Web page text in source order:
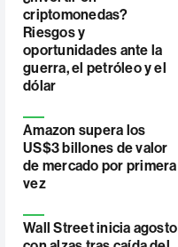
criptomonedas?
Riesgos y
oportunidades ante la
guerra, el petróleo y el
dólar
Amazon supera los
US$3 billones de valor
de mercado por primera
vez
Wall Street inicia agosto